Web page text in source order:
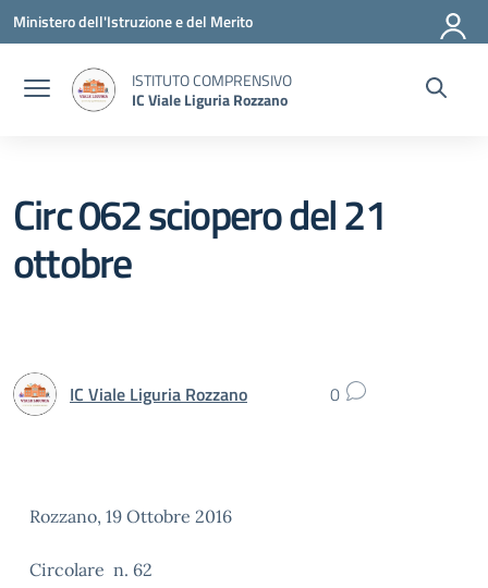
Vai ai contenuti
Vai al menu di navigazione
Vai al footer
Ministero dell'Istruzione e del Merito
ISTITUTO COMPRENSIVO
IC Viale Liguria Rozzano
Circ 062 sciopero del 21
ottobre
IC Viale Liguria Rozzano 0
Rozzano, 19 Ottobre 2016
Circolare n. 62